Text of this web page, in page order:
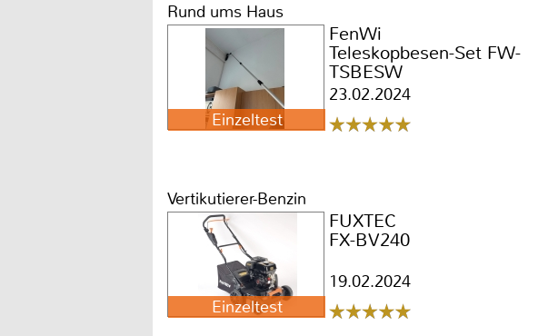
Rund ums Haus
Einzeltest
FenWi
Teleskopbesen-Set FW-
TSBESW
23.02.2024
Vertikutierer-Benzin
Einzeltest
FUXTEC
FX-BV240
19.02.2024